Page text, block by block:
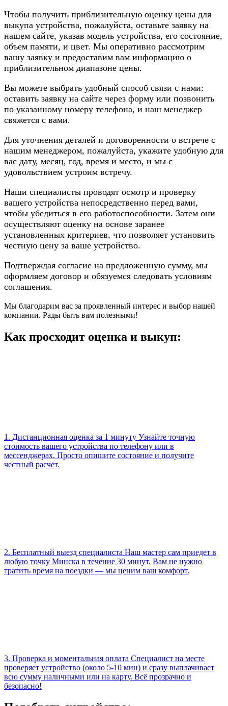
Чтобы получить приблизительную оценку цены для
выкупа устройства, пожалуйста, оставьте заявку на
нашем сайте, указав модель устройства, его состояние,
объем памяти, и цвет. Мы оперативно рассмотрим
вашу заявку и предоставим вам информацию о
приблизительном диапазоне цены.
Вы можете выбрать удобный способ связи с нами:
оставить заявку на сайте через форму или позвонить
по указанному номеру телефона, и наш менеджер
свяжется с вами.
Для уточнения деталей и договоренности о встрече с
нашим менеджером, пожалуйста, укажите удобную для
вас дату, месяц, год, время и место, и мы с
удовольствием устроим встречу.
Наши специалисты проводят осмотр и проверку
вашего устройства непосредственно перед вами,
чтобы убедиться в его работоспособности. Затем они
осуществляют оценку на основе заранее
установленных критериев, что позволяет установить
честную цену за ваше устройство.
Подтверждая согласие на предложенную сумму, мы
оформляем договор и обязуемся следовать условиям
соглашения.
Мы благодарим вас за проявленный интерес и выбор нашей
компании. Рады быть вам полезными!
Как просходит оценка и выкуп:
1. Дистанционная оценка за 1 минуту Узнайте точную
стоимость вашего устройства по телефону или в
мессенджерах. Просто опишите состояние и получите
честный расчет.
2. Бесплатный выезд специалиста Наш мастер сам приедет в
любую точку Минска в течение 30 минут. Вам не нужно
тратить время на поездки — мы ценим ваш комфорт.
3. Проверка и моментальная оплата Специалист на месте
проверяет устройство (около 5-10 мин) и сразу выплачивает
всю сумму наличными или на карту. Всё прозрачно и
безопасно!